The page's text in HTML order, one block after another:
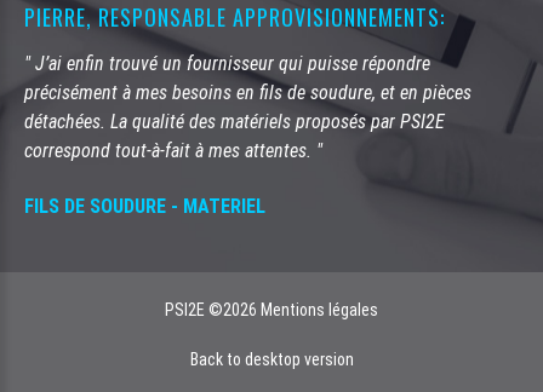
PIERRE, RESPONSABLE APPROVISIONNEMENTS:
" J’ai enfin trouvé un fournisseur qui puisse répondre
précisément à mes besoins en fils de soudure, et en pièces
détachées. La qualité des matériels proposés par PSI2E
correspond tout-à-fait à mes attentes. "
FILS DE SOUDURE - MATERIEL
PSI2E ©2026 Mentions légales
Back to desktop version